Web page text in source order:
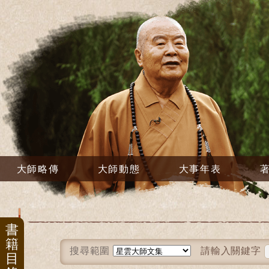
大師略傳 大師動態 大事年表
搜尋範圍 請輸入關鍵字
書
籍
目